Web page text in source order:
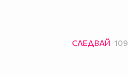
СЛЕДВАЙ 109